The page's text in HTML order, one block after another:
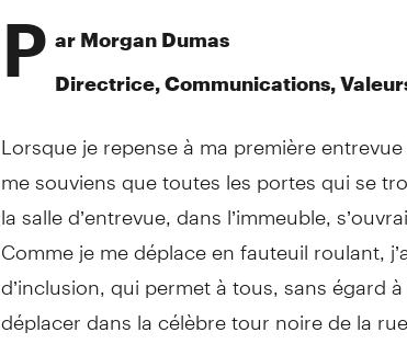
P ar Morgan Dumas
Directrice, Communications,
Lorsque je repense à ma première
me souviens que toutes les portes qui se
la salle d’entrevue, dans l’immeuble,
Comme je me déplace en fauteuil roulant,
d’inclusion, qui permet à tous, sans égard
déplacer dans la célèbre tour noire de la